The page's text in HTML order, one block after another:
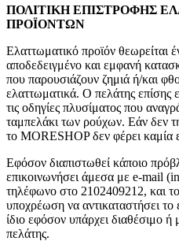
ΠΟΛΙΤΙΚΗ ΕΠΙΣΤΡΟΦΗΣ
ΠΡΟΪΟΝΤΩΝ
Ελαττωματικό προϊόν θεωρείται
αποδεδειγμένο και εμφανή
που παρουσιάζουν ζημιά ή/και
ελαττωματικά. Ο πελάτης επίσης
τις οδηγίες πλυσίματος που
ταμπελάκι των ρούχων. Εάν δεν
το MORESHOP δεν φέρει καμία
Εφόσον διαπιστωθεί κάποιο
επικοινωνήσει άμεσα με e-mail
τηλέφωνο στο 2102409212, και
υποχρέωση να αντικαταστήσει
ίδιο εφόσον υπάρχει διαθέσιμο
πελάτης.